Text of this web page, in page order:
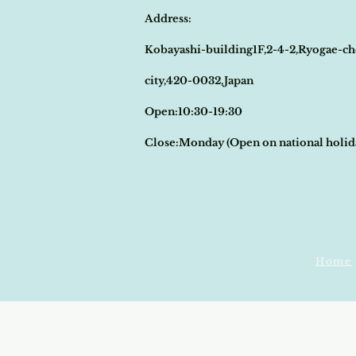
Address:
Kobayashi-building1F,2-4-2,Ryogae-
city,420-0032,Japan
Open:10:30-19:30
​Close:Monday (Open on national
Home